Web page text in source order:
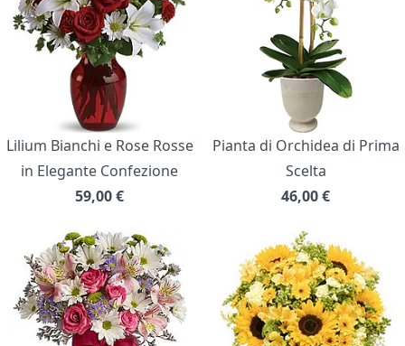
Lilium Bianchi e Rose Rosse
in Elegante Confezione
59,00€
Pianta di Orchidea di Prima
Scelta
46,00€